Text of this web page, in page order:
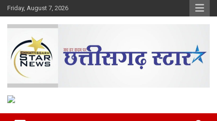
Skip
to
content
Friday, August 7, 2026
Chhattisgarh Star